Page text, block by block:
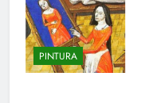
PINTURA